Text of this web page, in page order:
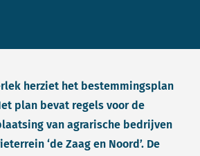
herziet het bestemmingsplan
plan bevat regels voor de
van agrarische bedrijven
‘de Zaag en Noord’. De